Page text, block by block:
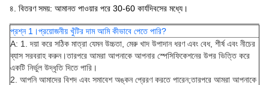
৪. বিতরণ সময়: আমানত পাওয়ার পরে 30-60 কার্যদিবসের মধ্যে।
প্রশ্ন 1।প্রয়োজনীয় খুঁটির দাম আমি কীভাবে পেতে পারি?
A: 1. দয়া করে সঠিক মাত্রা যেমন উচ্চতা, মেরু খাদ উপাদান ধরণ এবং বেধ, শীর্ষ এবং নীচের
ব্যাস সরবরাহ করুন।তারপরে আমরা আপনাকে আপনার স্পেসিফিকেশনের উপর ভিত্তি করে
একটি নির্ভুল উদ্ধৃতি দিতে পারি।
2. আপনি আমাদের বিশদ এবং সমাবেশ অঙ্কন প্রেরণ করতে পারেন;তারপরে আমরা আপনাকে